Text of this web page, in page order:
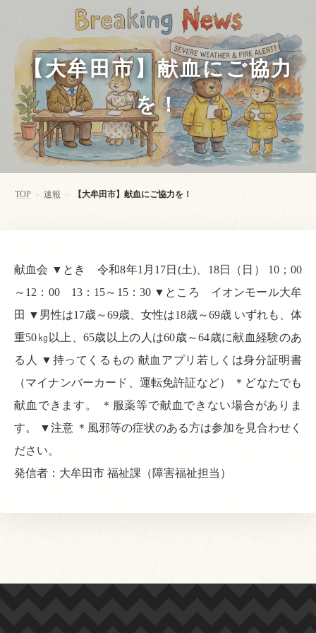
【大牟田市】献血にご協力
を！
TOP > 速報 > 【大牟田市】献血にご協力を！
献血会 ▼とき 令和8年1月17日(土)、18日（日） 10；00
～12：00 13：15～15：30 ▼ところ イオンモール大牟
田 ▼男性は17歳～69歳、女性は18歳～69歳 いずれも、体
重50㎏以上、65歳以上の人は60歳～64歳に献血経験のあ
る人 ▼持ってくるもの 献血アプリ若しくは身分証明書
（マイナンバーカード、運転免許証など） ＊どなたでも
献血できます。 ＊服薬等で献血できない場合がありま
す。 ▼注意 ＊風邪等の症状のある方は参加を見合わせく
ださい。
発信者：大牟田市 福祉課（障害福祉担当）